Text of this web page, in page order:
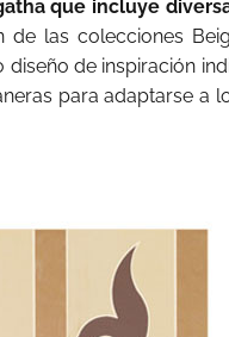
que incluye
las colecciones
de inspiración
para adaptarse a